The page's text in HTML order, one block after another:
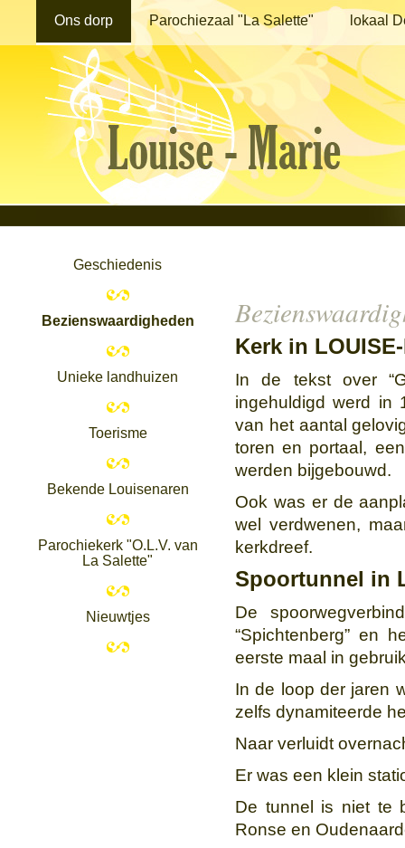
Ons dorp Parochiezaal "La Salette" lokaal
Geschiedenis
Bezienswaardigheden
Unieke landhuizen
Toerisme
Bekende Louisenaren
Parochiekerk "O.L.V. van
La Salette"
Nieuwtjes
Kerk in
In de tekst over
ingehuldigd werd in
van het aantal
toren en portaal,
werden bijgebouwd.
Ook was er de
wel verdwenen,
kerkdreef.
Spoortunnel in
De
“Spichtenberg” en
eerste maal in
In de loop der jaren
zelfs dynamiteerde
Naar verluidt
Er was een klein
De tunnel is niet te
Ronse en